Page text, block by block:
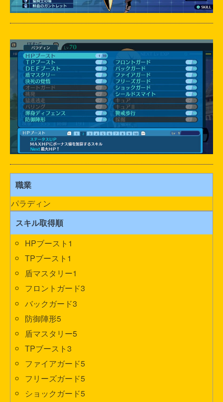
職業
パラディン
スキル取得順
HPブースト1
TPブースト1
盾マスタリー1
フロントガード3
バックガード3
防御陣形5
盾マスタリー5
TPブースト3
ファイアガード5
フリーズガード5
ショックガード5